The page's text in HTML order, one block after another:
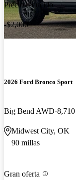
Precio reducido
-$2,000
2026 Ford Bronco Sport
Big Bend AWD
Midwest City, OK
90 millas
Gran oferta